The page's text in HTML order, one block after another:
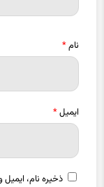
ایمیل*
ذخیره نام،
می‌نویسم.